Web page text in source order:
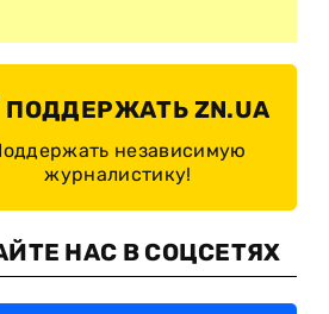
ПОДДЕРЖАТЬ ZN.UA
независимую
журналистику!
НАС В СОЦСЕТЯХ